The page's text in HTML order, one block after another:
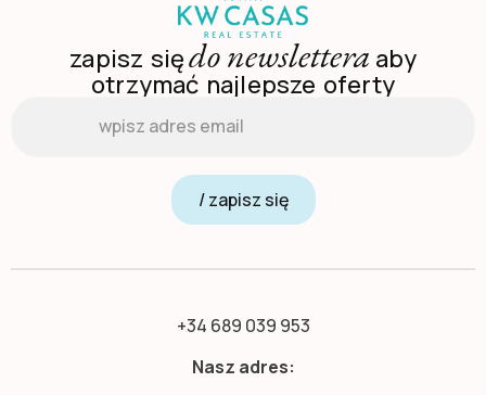
zapisz siędo newslettera aby
otrzymać najlepsze oferty
/ zapisz się
+34 689 039 953
Nasz adres: